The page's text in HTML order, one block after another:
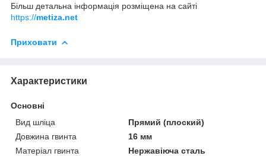
Більш детальна інформація розміщена на сайті
https://metiza.net
Приховати
Характеристики
Основні
Вид шліца
Прямий (плоский)
Довжина гвинта
16 мм
Матеріал гвинта
Нержавіюча сталь